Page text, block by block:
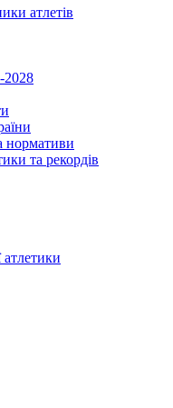
атлетів
2028
нормативи
та рекордів
атлетики